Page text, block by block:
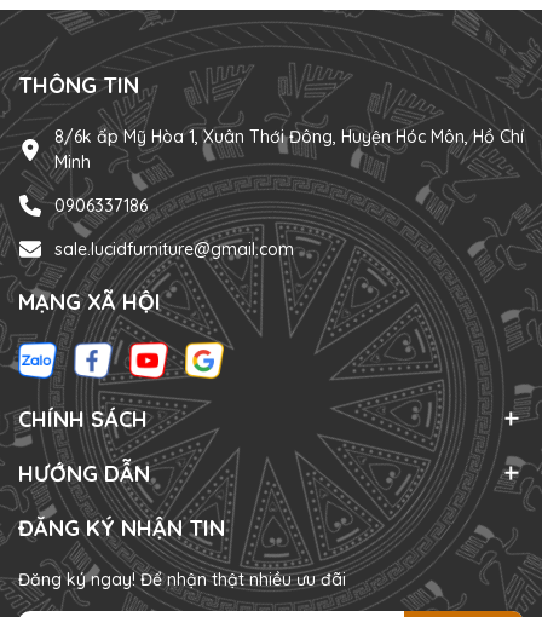
THÔNG TIN
8/6k ấp Mỹ Hòa 1, Xuân Thới Đông, Huyện Hóc Môn, Hồ Chí
Minh
0906337186
sale.lucidfurniture@gmail.com
MẠNG XÃ HỘI
CHÍNH SÁCH
HƯỚNG DẪN
ĐĂNG KÝ NHẬN TIN
Đăng ký ngay! Để nhận thật nhiều ưu đãi